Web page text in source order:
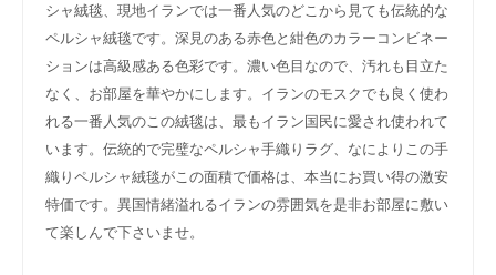
シャ絨毯、現地イランでは一番人気のどこから見ても伝統的な
ペルシャ絨毯です。深見のある赤色と紺色のカラーコンビネー
ションは高級感ある色彩です。濃い色目なので、汚れも目立た
なく、お部屋を華やかにします。イランのモスクでも良く使わ
れる一番人気のこの絨毯は、最もイラン国民に愛され使われて
います。伝統的で完璧なペルシャ手織りラグ、なによりこの手
織りペルシャ絨毯がこの面積で価格は、本当にお買い得の激安
特価です。異国情緒溢れるイランの雰囲気を是非お部屋に敷い
て楽しんで下さいませ。